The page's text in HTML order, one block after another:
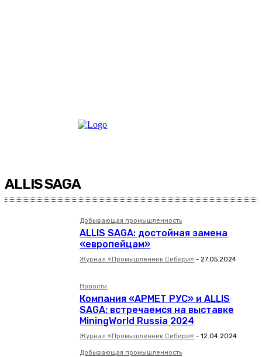
ALLIS SAGA
Добывающая промышленность
ALLIS SAGA: достойная замена
«европейцам»
Журнал «Промышленник Сибири» - 27.05.2024
Новости
Компания «АРМЕТ РУС» и ALLIS
SAGA: встречаемся на выставке
MiningWorld Russia 2024
Журнал «Промышленник Сибири» - 12.04.2024
Добывающая промышленность